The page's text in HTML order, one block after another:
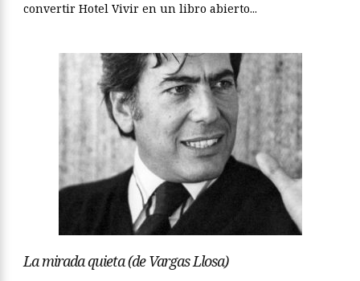
convertir Hotel Vivir en un libro abierto...
La mirada quieta (de Vargas Llosa)